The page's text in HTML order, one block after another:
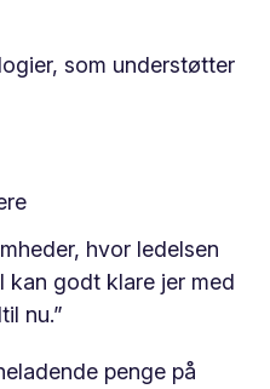
som understøtter
hvor ledelsen
kan godt klare jer med
nu.”
penge på